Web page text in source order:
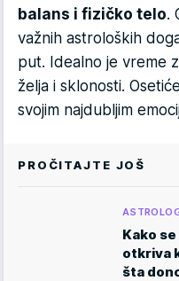
balans i fizičko telo.
važnih astroloških
put. Idealno je vreme
želja i sklonosti.
svojim najdubljim
PROČITAJTE JOŠ
Kako
otkriva
šta